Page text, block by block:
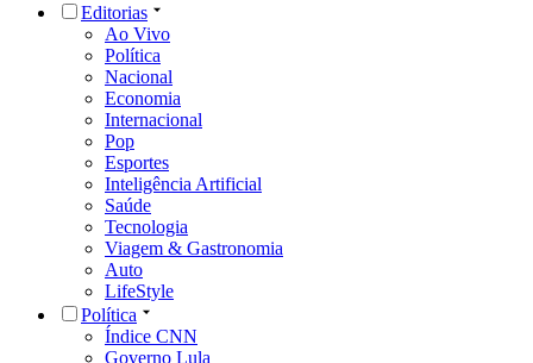
Editorias
Ao Vivo
Política
Nacional
Economia
Internacional
Pop
Esportes
Inteligência Artificial
Saúde
Tecnologia
Viagem & Gastronomia
Auto
LifeStyle
Política
Índice CNN
Governo Lula